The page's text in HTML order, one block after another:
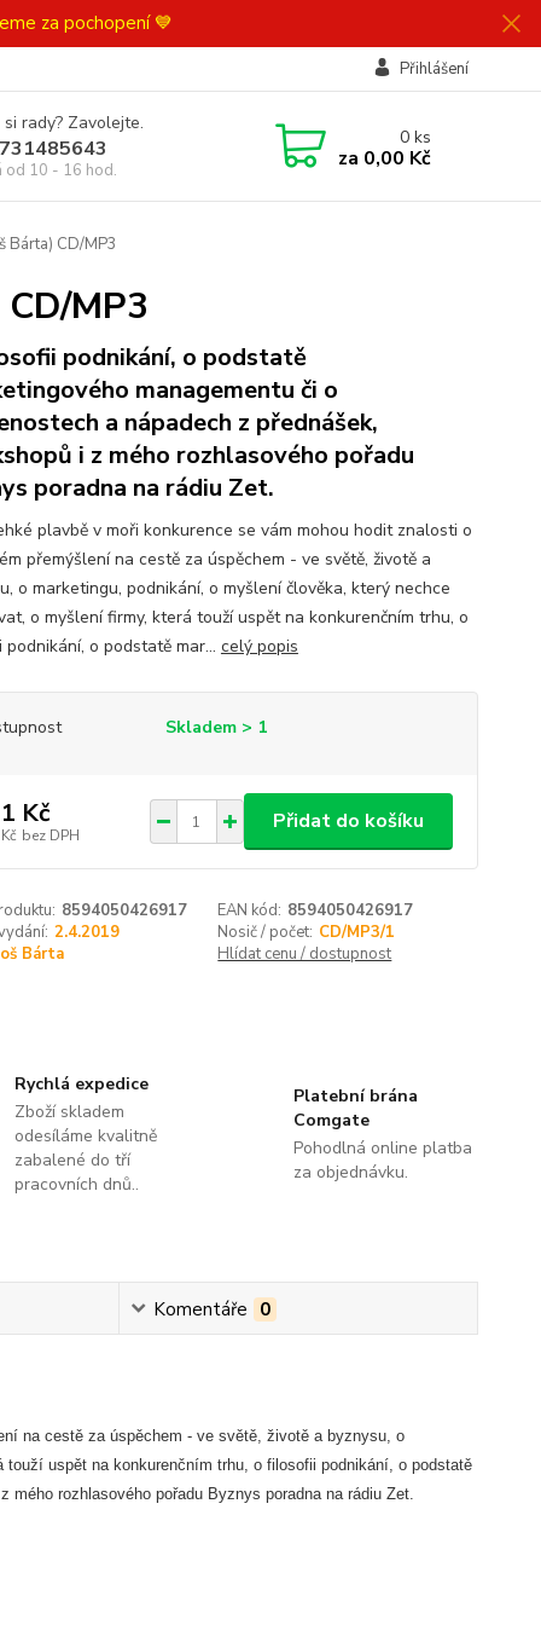
za pochopení 💙
Přihlášení
rady? Zavolejte.
od 10 - 16 hod.
0ks
za 0,00 Kč
Bárta) CD/MP3
MP3
podnikání, o podstatě
managementu či o
a nápadech z přednášek,
i z mého rozhlasového pořadu
poradna na rádiu Zet.
plavbě v moři konkurence se vám mohou hodit znalosti o
přemýšlení na cestě za úspěchem - ve světě, životě a
o marketingu, podnikání, o myšlení člověka, který nechce
o myšlení firmy, která touží uspět na konkurenčním trhu, o
o podstatě mar... celý popis
Skladem > 1
Kč
bez DPH
Přidat do košíku
8594050426917 EAN kód: 8594050426917
2.4.2019 Nosič / počet: CD/MP3/1
Bárta
Hlídat cenu / dostupnost
Rychlá expedice
Zboží skladem
odesíláme kvalitně
zabalené do tří
pracovních dnů..
Platební brána
Comgate
Pohodlná online platba
za objednávku.
Komentáře 0
na cestě za úspěchem - ve světě, životě a byznysu, o
uspět na konkurenčním trhu, o filosofii podnikání, o podstatě
rozhlasového pořadu Byznys poradna na rádiu Zet.